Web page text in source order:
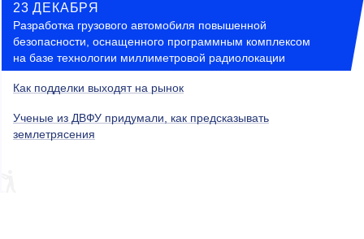
23 ДЕКАБРЯ
Разработка грузового автомобиля повышенной
безопасности, оснащенного программным комплексом
на базе технологии миллиметровой радиолокации
Как подделки выходят на рынок
Ученые из ДВФУ придумали, как предсказывать
землетрясения